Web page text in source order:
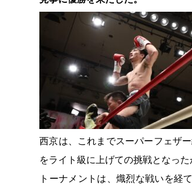
西京は、これまでスーパーフェザ
をライト級に上げての挑戦となっ
トーナメントは、熾烈な戦いを経